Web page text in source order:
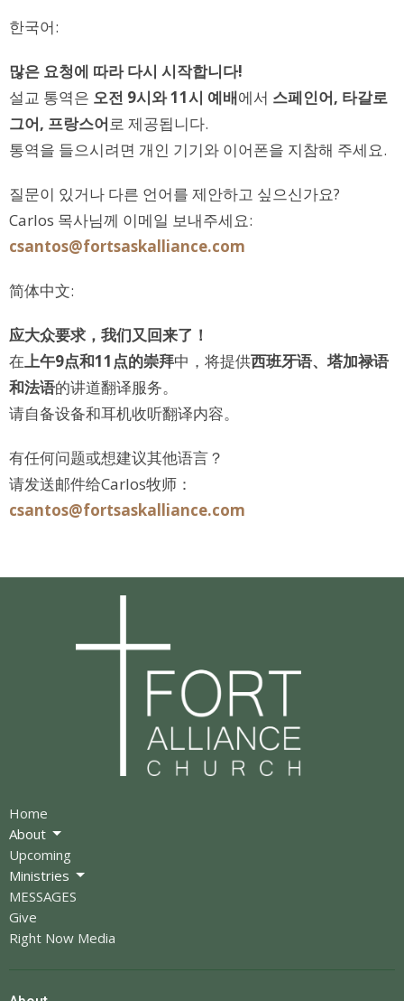
한국어:
많은 요청에 따라 다시 시작합니다!
설교 통역은 오전 9시와 11시 예배에서 스페인어, 타갈로
그어, 프랑스어로 제공됩니다.
통역을 들으시려면 개인 기기와 이어폰을 지참해 주세요.
질문이 있거나 다른 언어를 제안하고 싶으신가요?
Carlos 목사님께 이메일 보내주세요:
csantos@fortsaskalliance.com
简体中文:
应大众要求，我们又回来了！
在上午9点和11点的崇拜中，将提供西班牙语、塔加禄语
和法语的讲道翻译服务。
请自备设备和耳机收听翻译内容。
有任何问题或想建议其他语言？
请发送邮件给Carlos牧师：
csantos@fortsaskalliance.com
Home
About
Upcoming
Ministries
MESSAGES
Give
Right Now Media